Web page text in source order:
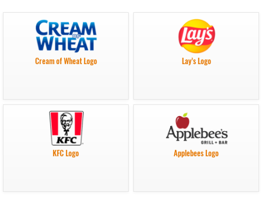
Cream of Wheat Logo Lay’s Logo
KFC Logo Applebees Logo